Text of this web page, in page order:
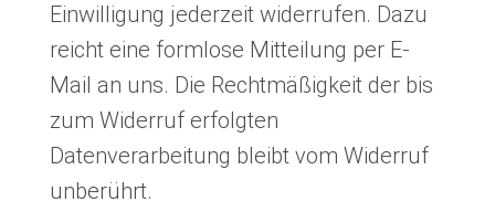
Einwilligung jederzeit widerrufen. Dazu
reicht eine formlose Mitteilung per E-
Mail an uns. Die Rechtmäßigkeit der bis
zum Widerruf erfolgten
Datenverarbeitung bleibt vom Widerruf
unberührt.